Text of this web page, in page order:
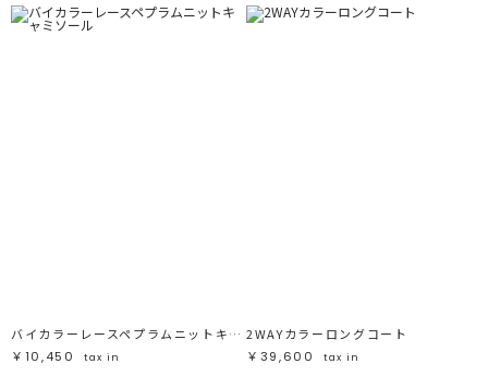
バイカラーレースペプラムニットキャミソール
￥10,450
tax in
2WAYカラーロングコート
￥39,600
tax in